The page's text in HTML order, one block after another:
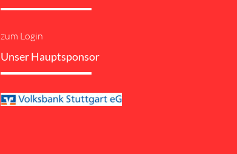
zum Login
Unser Hauptsponsor